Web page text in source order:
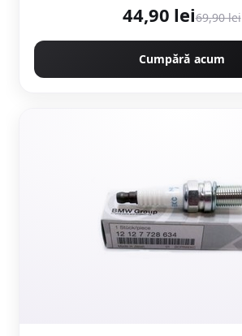
44,90 lei69,90 lei
Cumpără acum